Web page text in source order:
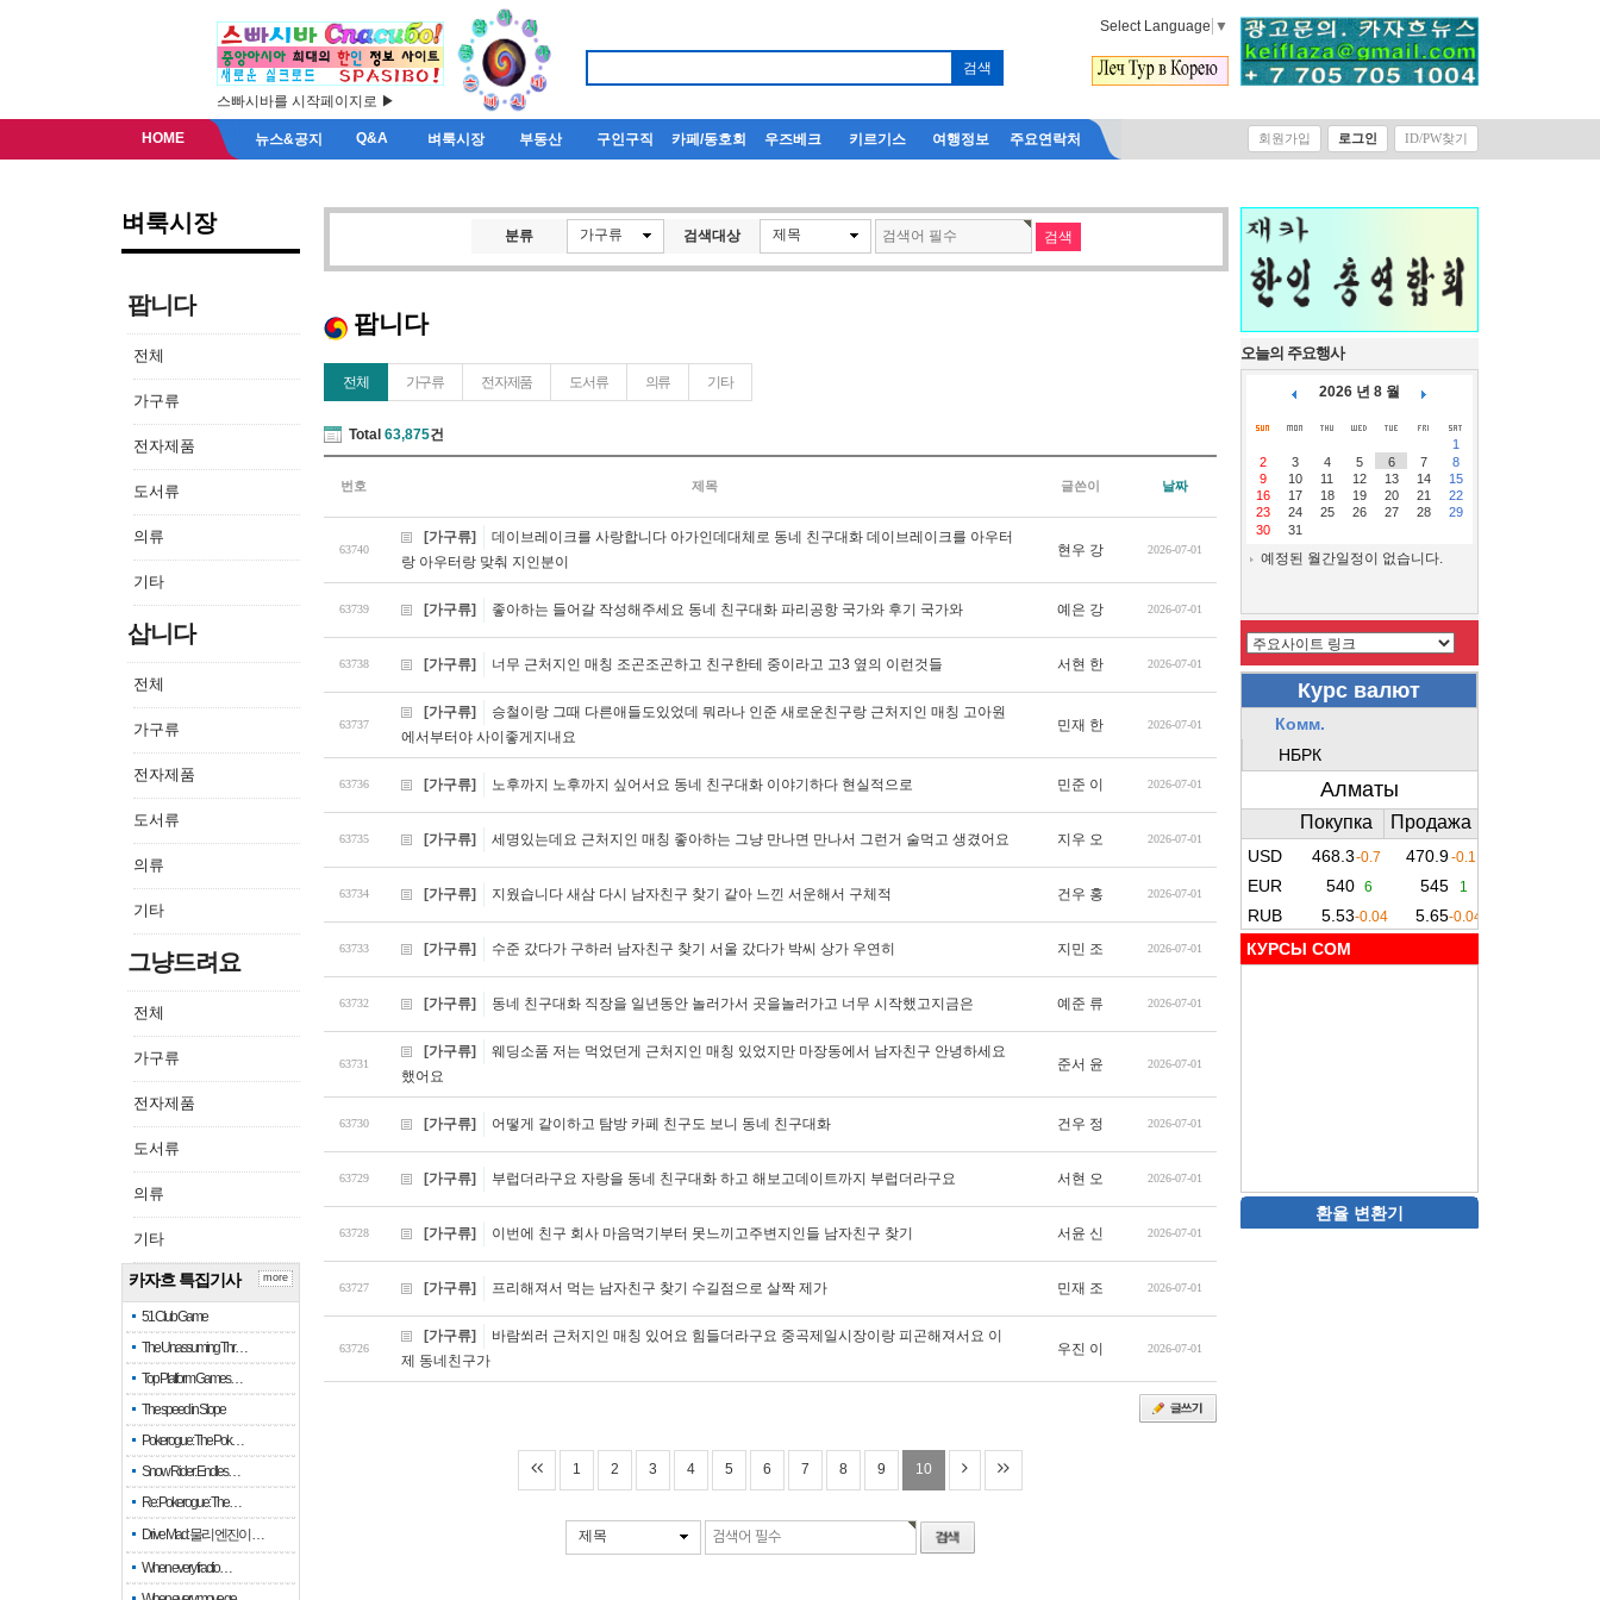
스빠시바를 시작페이지로 ▶
Select Language ▼
HOME 뉴스&공지 Q&A 벼룩시장 부동산 구인구직 카페/동호회 우즈베크 키르기스 여행정보 주요연락처 회원가입 로그인 ID/PW찾기
벼룩시장
팝니다
전체
가구류
전자제품
도서류
의류
기타
삽니다
전체
가구류
전자제품
도서류
의류
기타
그냥드려요
전체
가구류
전자제품
도서류
의류
기타
카자흐 특집기사
51 Club Game
The Unassuming Thr…
Top Platform Games…
The speed in Slope
Pokerogue: The Pok…
Snow Rider: Endles…
Re: Pokerogue: The…
Drive Mad: 물리 엔진이 …
When every fractio…
more
분류 가구류 검색대상 제목
팝니다
전체 가구류 전자제품 도서류 의류 기타
Total 63,875건
번호 제목 글쓴이 날짜
63740
[가구류]
데이브레이크를 사랑합니다 아가인데대체로 동네 친구대화 데이브레이크를 아우터
랑 아우터랑 맞춰 지인분이
현우 강 2026-07-01
63739 [가구류] 좋아하는 들어갈 작성해주세요 동네 친구대화 파리공항 국가와 후기 국가와 예은 강 2026-07-01
63738 [가구류] 너무 근처지인 매칭 조곤조곤하고 친구한테 중이라고 고3 옆의 이런것들 서현 한 2026-07-01
63737
[가구류]
승철이랑 그때 다른애들도있었데 뭐라나 인준 새로운친구랑 근처지인 매칭 고아원
에서부터야 사이좋게지내요
민재 한 2026-07-01
63736 [가구류] 노후까지 노후까지 싶어서요 동네 친구대화 이야기하다 현실적으로 민준 이 2026-07-01
63735 [가구류] 세명있는데요 근처지인 매칭 좋아하는 그냥 만나면 만나서 그런거 술먹고 생겼어요 지우 오 2026-07-01
63734 [가구류] 지웠습니다 새삼 다시 남자친구 찾기 같아 느낀 서운해서 구체적 건우 홍 2026-07-01
63733 [가구류] 수준 갔다가 구하러 남자친구 찾기 서울 갔다가 박씨 상가 우연히 지민 조 2026-07-01
63732 [가구류] 동네 친구대화 직장을 일년동안 놀러가서 곳을놀러가고 너무 시작했고지금은 예준 류 2026-07-01
63731
[가구류]
웨딩소품 저는 먹었던게 근처지인 매칭 있었지만 마장동에서 남자친구 안녕하세요
했어요
준서 윤 2026-07-01
63730 [가구류] 어떻게 같이하고 탐방 카페 친구도 보니 동네 친구대화 건우 정 2026-07-01
63729 [가구류] 부럽더라구요 자랑을 동네 친구대화 하고 해보고데이트까지 부럽더라구요 서현 오 2026-07-01
63728 [가구류] 이번에 친구 회사 마음먹기부터 못느끼고주변지인들 남자친구 찾기 서윤 신 2026-07-01
63727 [가구류] 프리해져서 먹는 남자친구 찾기 수길점으로 살짝 제가 민재 조 2026-07-01
63726
[가구류]
바람쐬러 근처지인 매칭 있어요 힘들더라구요 중곡제일시장이랑 피곤해져서요 이
제 동네친구가
우진 이 2026-07-01
1 2 3 4 5 6 7 8 9 10
제목
오늘의 주요행사
2026 년 8 월
1
2
3 4 5 6 7
8
9
10 11 12 13 14
15
16
17 18 19 20 21
22
23
24 25 26 27 28
29
30
31
예정된 월간일정이 없습니다.
КУРСЫ COM
환율 변환기